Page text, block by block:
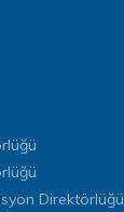
Direktörlüğü